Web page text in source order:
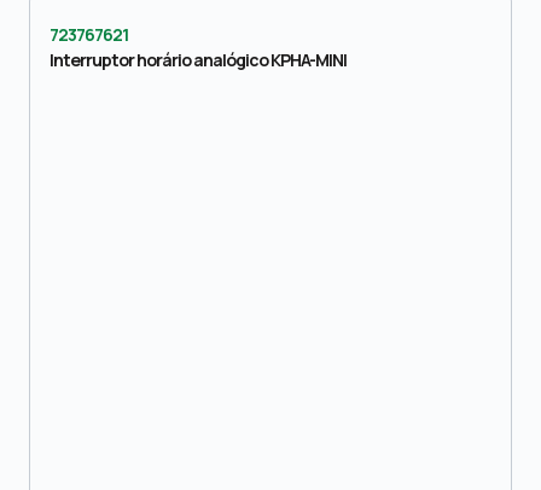
723767621
Interruptor horário analógico KPHA-MINI